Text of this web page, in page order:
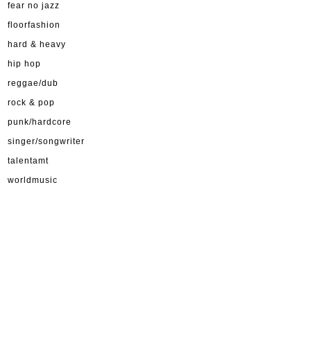
fear no jazz
floorfashion
hard & heavy
hip hop
reggae/dub
rock & pop
punk/hardcore
singer/songwriter
talentamt
worldmusic